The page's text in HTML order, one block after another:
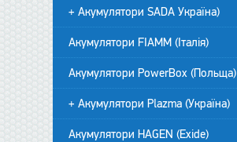
+ Акумулятори SADA Україна)
Акумулятори FIAMM (Італія)
Акумулятори PowerBox (Польща)
+ Акумулятори Plazma (Україна)
Акумулятори HAGEN (Exide)